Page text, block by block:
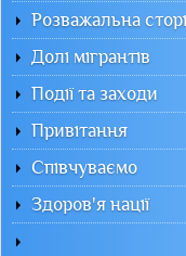
Розважальна
Долі мігрантів
Події та заходи
Привітання
Співчуваємо
Здоров'я нації